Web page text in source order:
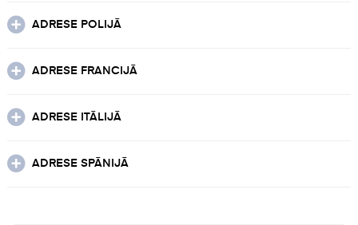
ADRESE POLIJĀ
ADRESE FRANCIJĀ
ADRESE ITĀLIJĀ
ADRESE SPĀNIJĀ